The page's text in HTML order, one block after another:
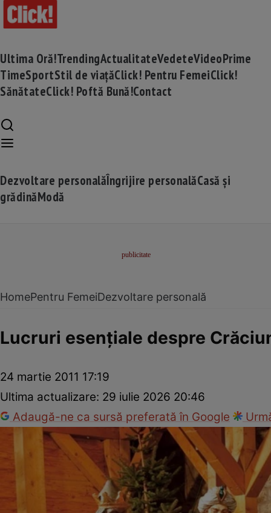
Ultima Oră!TrendingActualitateVedeteVideoPrime
TimeSportStil de viațăClick! Pentru FemeiClick!
SănătateClick! Poftă Bună!Contact
Dezvoltare personalăÎngrijire personalăCasă și
grădinăModă
HomePentru FemeiDezvoltare personală
Lucruri esenţiale despre
24 martie 2011 17:19
Ultima actualizare: 29 iulie 2026 20:46
Adaugă-ne ca sursă preferată în Google